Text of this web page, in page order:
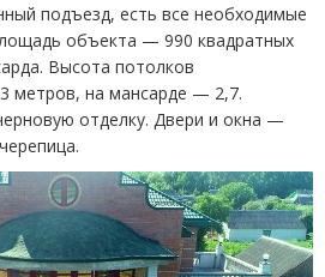
подъезд, есть все необходимые
объекта — 990 квадратных
Высота потолков
метров, на мансарде — 2,7.
отделку. Двери и окна —